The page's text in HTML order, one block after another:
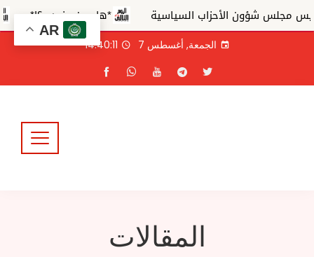
شؤون الأحزاب السياسية *هل من مزيد ..؟!*
الجمعة, أغسطس 7 14:40:12
المقالات
AR